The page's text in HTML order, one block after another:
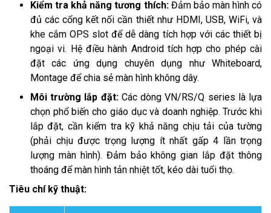
Kiểm tra khả năng tương thích: Đảm bảo màn hình có
đủ các cổng kết nối cần thiết như HDMI, USB, WiFi, và
khe cắm OPS slot để dễ dàng tích hợp với các thiết bị
ngoại vi. Hệ điều hành Android tích hợp cho phép cài
đặt các ứng dụng chuyên dụng như Whiteboard,
Montage để chia sẻ màn hình không dây.
Môi trường lắp đặt: Các dòng VN/RS/Q series là lựa
chọn phổ biến cho giáo dục và doanh nghiệp. Trước khi
lắp đặt, cần kiểm tra kỹ khả năng chịu tải của tường
(phải chịu được trọng lượng ít nhất gấp 4 lần trọng
lượng màn hình). Đảm bảo không gian lắp đặt thông
thoáng để màn hình tản nhiệt tốt, kéo dài tuổi thọ.
Tiêu chí kỹ thuật: